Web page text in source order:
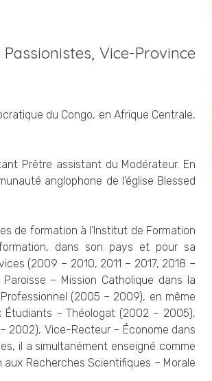
Vice-Province
du Congo, en Afrique Centrale,
Prêtre assistant du Modérateur. En
anglophone de l’église Blessed
de formation à l’Institut de Formation
dans son pays et pour sa
(2009 – 2010, 2011 – 2017, 2018 –
– Mission Catholique dans la
(2005 – 2009), en même
Étudiants – Théologat (2002 – 2005),
2002), Vice-Recteur – Économe dans
il a simultanément enseigné comme
Recherches Scientifiques – Morale